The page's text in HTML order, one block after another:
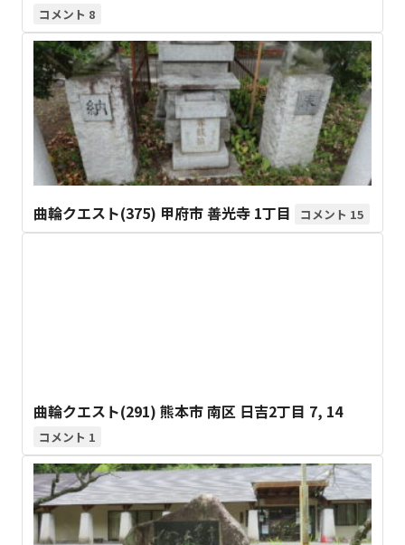
8
曲輪クエスト(375) 甲府市 善光寺 1丁目 15
曲輪クエスト(291) 熊本市 南区 日吉2丁目 7, 14
1